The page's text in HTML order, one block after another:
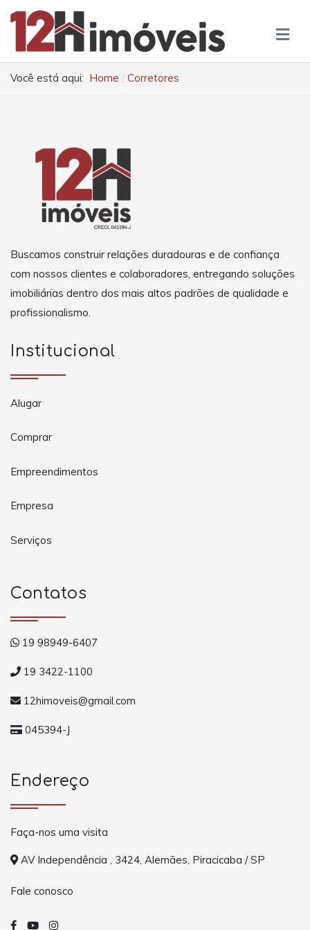
Você está aqui: Home Corretores
Buscamos construir relações duradouras e de confiança
com nossos clientes e colaboradores, entregando soluções
imobiliárias dentro dos mais altos padrões de qualidade e
profissionalismo.
Institucional
Alugar
Comprar
Empreendimentos
Empresa
Serviços
Contatos
19 98949-6407
19 3422-1100
12himoveis@gmail.com
045394-J
Endereço
Faça-nos uma visita
AV Independência , 3424, Alemães, Piracicaba / SP
Fale conosco